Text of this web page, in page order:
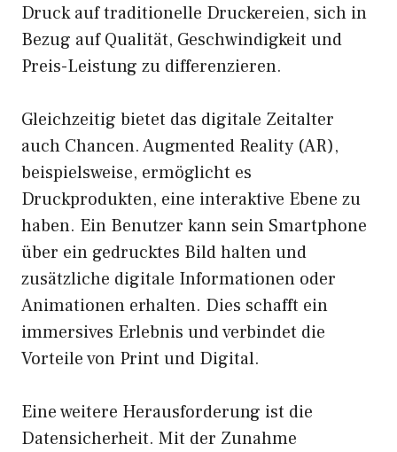
Druck auf traditionelle Druckereien, sich in
Bezug auf Qualität, Geschwindigkeit und
Preis-Leistung zu differenzieren.
Gleichzeitig bietet das digitale Zeitalter
auch Chancen. Augmented Reality (AR),
beispielsweise, ermöglicht es
Druckprodukten, eine interaktive Ebene zu
haben. Ein Benutzer kann sein Smartphone
über ein gedrucktes Bild halten und
zusätzliche digitale Informationen oder
Animationen erhalten. Dies schafft ein
immersives Erlebnis und verbindet die
Vorteile von Print und Digital.
Eine weitere Herausforderung ist die
Datensicherheit. Mit der Zunahme